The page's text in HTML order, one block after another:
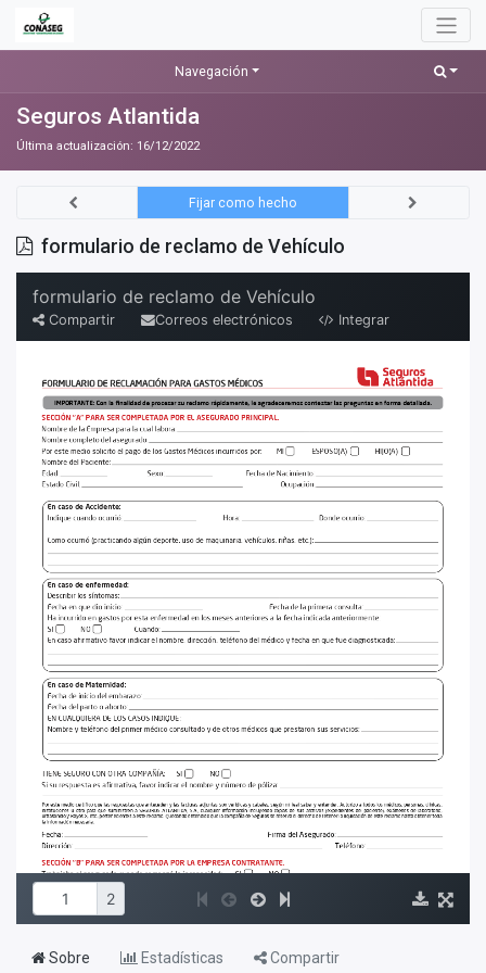
Navegación
Seguros Atlantida
Última actualización: 16/12/2022
formulario de reclamo de Vehículo
Fijar como hecho
Sobre Estadísticas Compartir